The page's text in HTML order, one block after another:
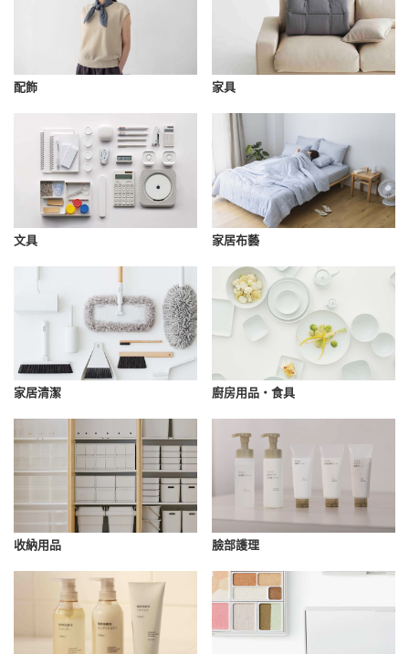
配飾 家具
文具 家居布藝
家居清潔 廚房用品・食具
收納用品 臉部護理